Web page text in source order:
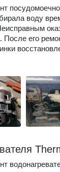
воду
После его